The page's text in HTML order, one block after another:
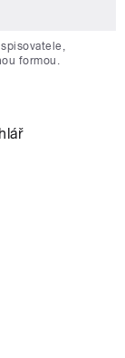
formou.